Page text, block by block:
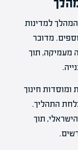
למדינות
מדובר
מעמיקה, תוך
חינוך
התהליך.
תוך